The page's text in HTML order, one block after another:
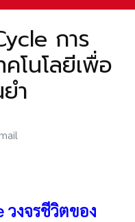
การ
คโนโลยีเพื่อ
ำ
วงจรชีวิตของ